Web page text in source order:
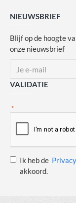
NIEUWSBRIEF
Blijf op de hoogte
onze nieuwsbrief
VALIDATIE
Ik heb de
akkoord.